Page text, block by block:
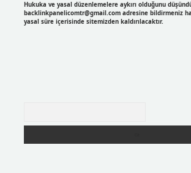
Hukuka ve yasal düzenlemelere aykırı olduğunu
backlinkpanelicomtr@gmail.comadresine bildirmeniz
yasal süre içerisinde sitemizden kaldırılacaktır.